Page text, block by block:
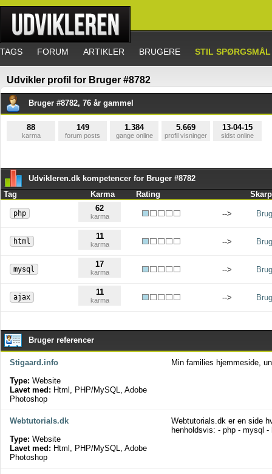
TAGS FORUM ARTIKLER BRUGERE STIL SPØRGSMÅL
Udvikler profil for Bruger #8782
Bruger #8782, 76 år gammel
88
karma
149
forum posts
1.384
gange online
5.669
profil visninger
13-04-15
sidst online
Udvikleren.dk kompetencer for Bruger #8782
Tag
Karma Rating
php
62
karma -->
html
11
karma -->
mysql
17
karma -->
ajax
11
karma -->
Bruger referencer
Stigaard.info
Type: Website
Lavet med: Html, PHP/MySQL, Adobe
Photoshop
Min families hjemmeside,
Webtutorials.dk
Type: Website
Lavet med: Html, PHP/MySQL, Adobe
Photoshop
Webtutorials.dk er en side
henholdsvis: - php - mysql